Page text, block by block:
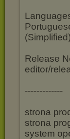
Release
editor/
-------------
strona
strona
system